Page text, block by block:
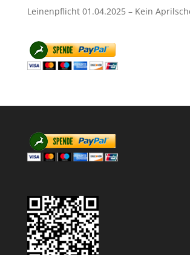
Leinenpflicht 01.04.2025 – Kein